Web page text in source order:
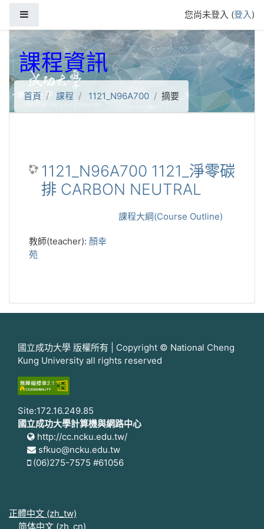
您尚未登入 (登入)
課程資訊
首頁 課程 1121_N96A700 摘要
1121_N96A700 1121_淨零碳
排 CARBON NEUTRAL
課程大綱(Course Outline)
教師(teacher): 顏幸
苑
國立成功大學 版權所有 | Copyright © National Cheng
Kung University all rights reserved
Site:172.16.249.85
國立成功大學計算機與網路中心
http://cc.ncku.edu.tw/
sfkuo@ncku.edu.tw
(06)275-7575 #61056
正體中文 ‎(zh_tw)‎
简体中文 ‎(zh_cn)‎